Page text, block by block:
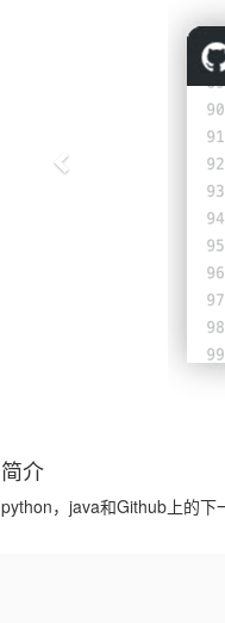
简介
python，java和Github上的下